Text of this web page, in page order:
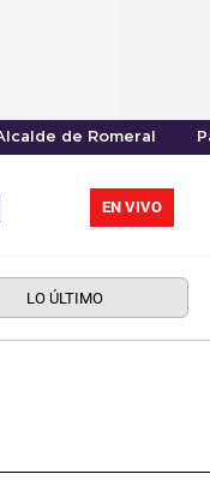
de Romeral
EN VIVO
LO ÚLTIMO